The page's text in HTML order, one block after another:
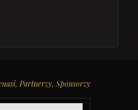
Partnerzy, Sponsorzy